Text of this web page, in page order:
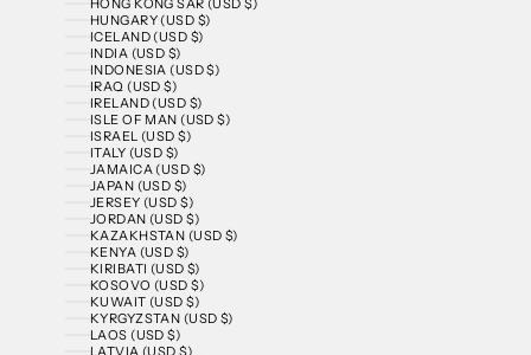
HUNGARY (USD $)
ICELAND (USD $)
INDIA (USD $)
INDONESIA (USD $)
IRAQ (USD $)
IRELAND (USD $)
ISLE OF MAN (USD $)
ISRAEL (USD $)
ITALY (USD $)
JAMAICA (USD $)
JAPAN (USD $)
JERSEY (USD $)
JORDAN (USD $)
KAZAKHSTAN (USD $)
KENYA (USD $)
KIRIBATI (USD $)
KOSOVO (USD $)
KUWAIT (USD $)
KYRGYZSTAN (USD $)
LAOS (USD $)
LATVIA (USD $)